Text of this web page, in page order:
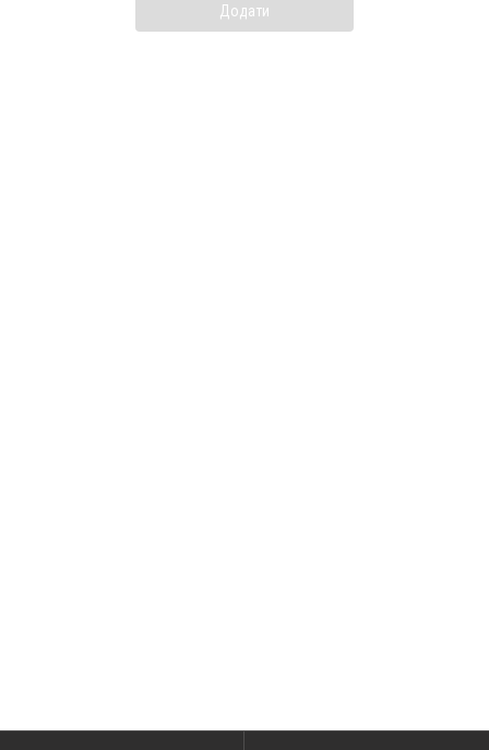
Додати